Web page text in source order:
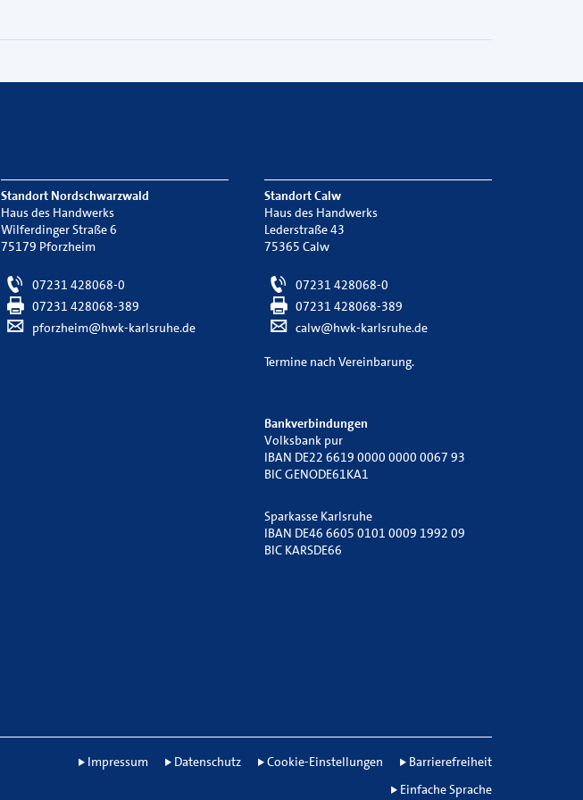
Standort Nordschwarzwald
Haus des Handwerks
Wilferdinger Straße 6
75179 Pforzheim
07231 428068-0
07231 428068-389
pforzheim@hwk-karlsruhe.de
Standort Calw
Haus des Handwerks
Lederstraße 43
75365 Calw
07231 428068-0
07231 428068-389
calw@hwk-karlsruhe.de
Termine nach Vereinbarung.
Bankverbindungen
Volksbank pur
IBAN DE22 6619 0000 0000 0067 93
BIC GENODE61KA1
Sparkasse Karlsruhe
IBAN DE46 6605 0101 0009 1992 09
BIC KARSDE66
Impressum Datenschutz Cookie-Einstellungen
Barrierefreiheit
Einfache Sprache